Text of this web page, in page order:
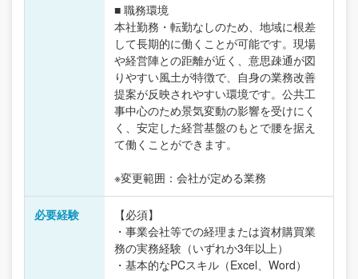
■ 職務環境
本社勤務・転勤なしのため、地域に根差
して長期的に働くことが可能です。現場
や経営陣との距離が近く、意思疎通が図
りやすい風土が特徴で、自身の業務改善
提案が反映されやすい環境です。公共工
事中心のため景気変動の影響を受けにく
く、安定した経営基盤のもとで腰を据え
て働くことができます。
※変更範囲：会社が定める業務
必要経験
【必須】
・事業会社等での経理または資材購買業
務の実務経験（いずれか3年以上）
・基本的なPCスキル（Excel、Word）